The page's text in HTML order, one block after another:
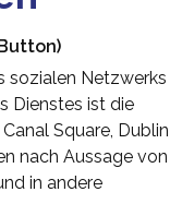
sozialen Netzwerks
Dienstes ist die
Square, Dublin
nach Aussage von
in andere